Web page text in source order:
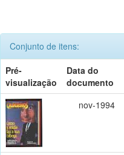
Conjunto de itens:
Pré-
visualização
Data do
documento
nov-1994